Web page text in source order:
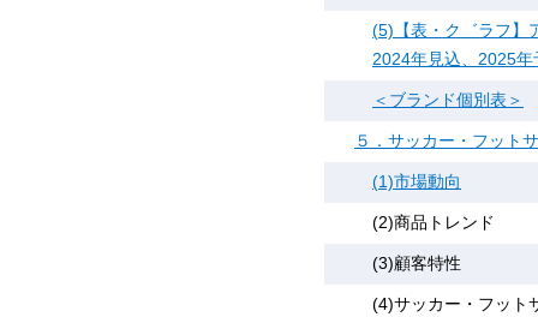
(5)【表・ク゛ラフ】
2024年見込、2025年
＜ブランド個別表＞
５．サッカー・フット
(1)市場動向
(2)商品トレンド
(3)顧客特性
(4)サッカー・フット